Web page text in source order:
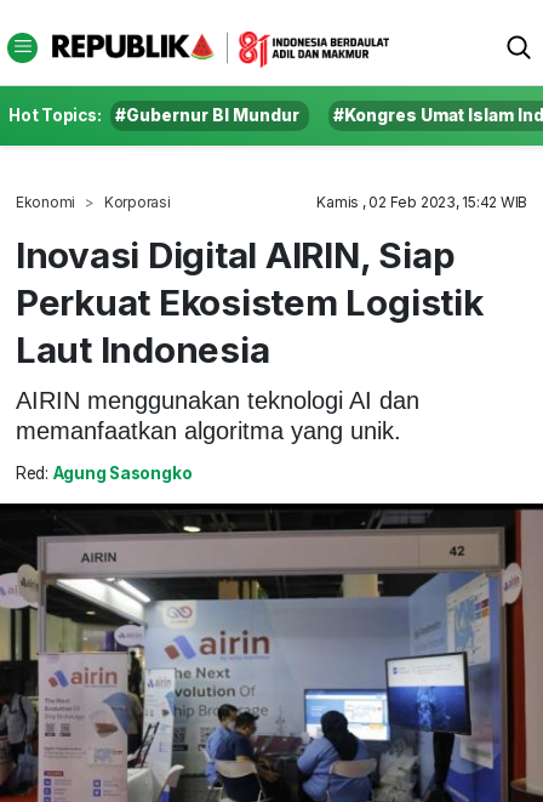
Hot Topics: #Gubernur BI Mundur #Kongres Umat Islam
Ekonomi Korporasi Kamis , 02 Feb 2023, 15:42 WIB
Inovasi Digital AIRIN, Siap
Perkuat Ekosistem Logistik
Laut Indonesia
AIRIN menggunakan teknologi AI dan
memanfaatkan algoritma yang unik.
Red: Agung Sasongko